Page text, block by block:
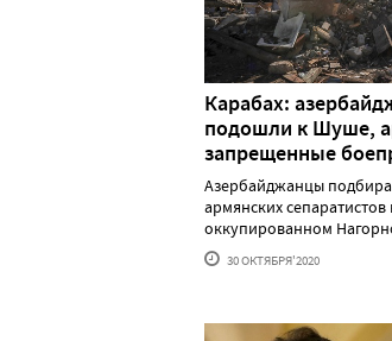
Карабах:
подошли к Шуше,
запрещенные
Азербайджанцы
армянских
оккупированном
30 ОКТЯБРЯ'2020